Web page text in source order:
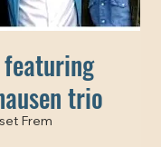
featuring
trio
Frem